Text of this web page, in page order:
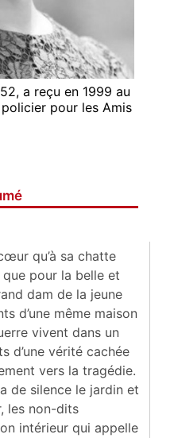
a reçu en 1999 au
pour les Amis
qu’à sa chatte
que pour la belle et
dam de la jeune
d’une même maison
vivent dans un
d’une vérité cachée
vers la tragédie.
de silence le jardin et
les non-dits
intérieur qui appelle